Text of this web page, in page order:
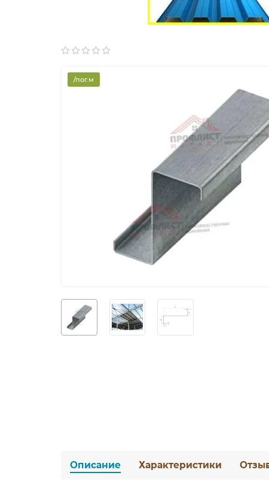
/пог.м
Описание Характеристики